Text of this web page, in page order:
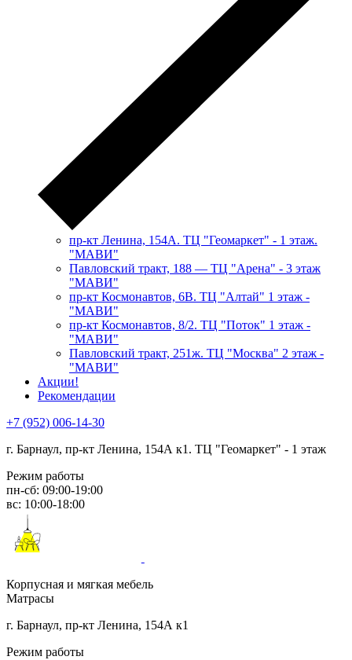
пр-кт Ленина, 154А. ТЦ "Геомаркет" - 1 этаж.
"МАВИ"
​Павловский тракт, 188 — ТЦ "Арена" - 3 этаж
"МАВИ"
пр-кт Космонавтов, 6В. ТЦ "Алтай" 1 этаж -
"МАВИ"
пр-кт Космонавтов, 8/2. ТЦ "Поток" 1 этаж -
"МАВИ"
Павловский тракт, 251ж. ТЦ "Москва" 2 этаж -
"МАВИ"
Акции!
Рекомендации
+7 (952) 006-14-30
г. Барнаул, пр-кт Ленина, 154А к1. ТЦ "Геомаркет" - 1 этаж
Режим работы
пн-сб: 09:00-19:00
вс: 10:00-18:00
Корпусная и мягкая мебель
Матрасы
г. Барнаул, пр-кт Ленина, 154А к1
Режим работы